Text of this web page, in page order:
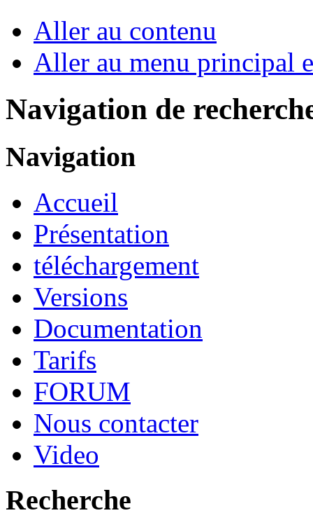
Aller au contenu
Aller au menu principal
Navigation de
Navigation
Accueil
Présentation
téléchargement
Versions
Documentation
Tarifs
FORUM
Nous contacter
Video
Recherche